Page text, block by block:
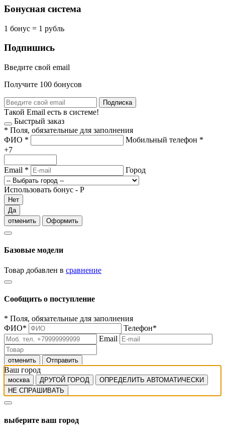
Бонусная система
1 бонус = 1 рубль
Подпишись
Введите свой email
Получите 100 бонусов
Подписка
Такой Email есть в системе!
Быстрый заказ
* Поля, обязательные для заполнения
ФИО * Мобильный телефон *
+7
Email * Город
Использовать бонус - Р
Нет
Да
отменить
Оформить
Базовые модели
Товар добавлен в сравнение
Сообщить о поступление
* Поля, обязательные для заполнения
ФИО* Телефон*
Email
отменить Отправить
Ваш город
москва ДРУГОЙ ГОРОД
ОПРЕДЕЛИТЬ АВТОМАТИЧЕСКИ
НЕ СПРАШИВАТЬ
выберите ваш город